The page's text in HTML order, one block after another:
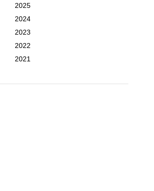
2025
2024
2023
2022
2021